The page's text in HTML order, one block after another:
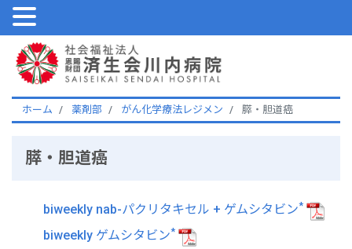
ホーム 薬剤部 がん化学療法レジメン 膵・胆道癌
膵・胆道癌
biweekly nab-パクリタキセル + ゲムシタビン*
biweekly ゲムシタビン*